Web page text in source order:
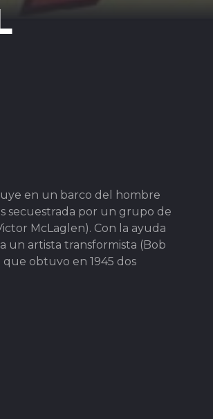
en un barco del hombre
secuestrada por un grupo de
McLaglen). Con la ayuda
un artista transformista (Bob
obtuvo en 1945 dos